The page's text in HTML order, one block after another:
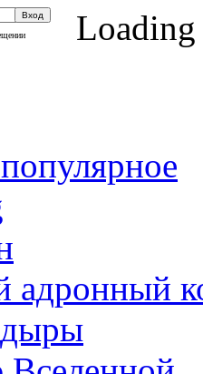
Loading
адронный